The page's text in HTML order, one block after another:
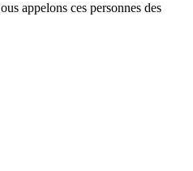
appelons ces personnes des